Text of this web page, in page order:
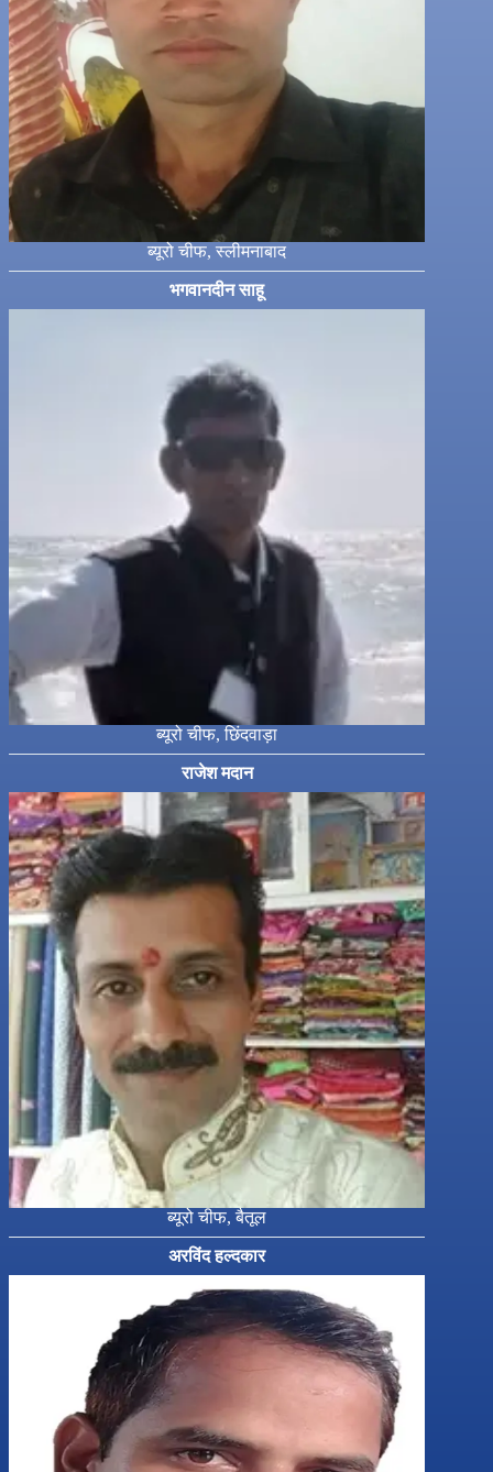
ब्यूरो चीफ, स्लीमनाबाद
भगवानदीन साहू
ब्यूरो चीफ, छिंदवाड़ा
राजेश मदान
ब्यूरो चीफ, बैतूल
अरविंद हल्दकार